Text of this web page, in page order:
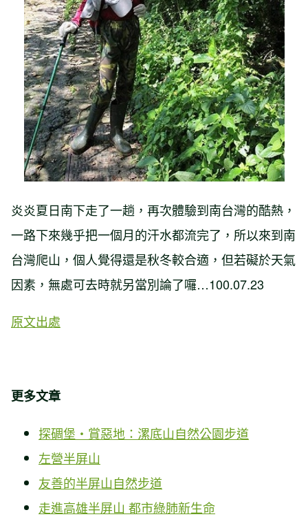
炎炎夏日南下走了一趟，再次體驗到南台灣的酷熱，
一路下來幾乎把一個月的汗水都流完了，所以來到南
台灣爬山，個人覺得還是秋冬較合適，但若礙於天氣
因素，無處可去時就另當別論了囉…100.07.23
原文出處
更多文章
探碉堡‧賞惡地： 漯底山自然公園步道
左營半屏山
友善的半屏山自然步道
走進高雄半屏山 都市綠肺新生命